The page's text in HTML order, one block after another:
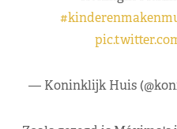
— Koninklijk Huis